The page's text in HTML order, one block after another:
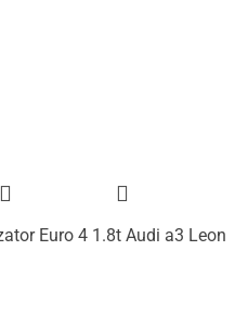
Euro 4 1.8t Audi a3 Leon